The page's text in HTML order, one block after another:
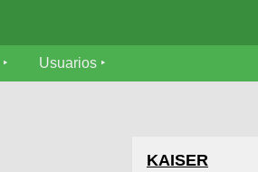
Usuarios
KAISER